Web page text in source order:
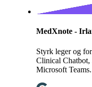
MedXnote -
Styrk leger og
Clinical Chatbot,
Microsoft Teams.